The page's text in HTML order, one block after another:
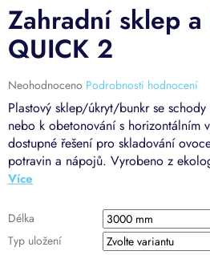
Délka
Typ uložení
Plastový sklep/úkryt/bunkr se
nebo k obetonování s horizontálním
dostupné řešení pro skladování
potravin a nápojů. Vyrobeno z
Zahradní sklep
QUICK 2
Průměrné
hodnocení
produktu
je
0,0
z
5
Neohodnoceno Podrobnosti hodnocení